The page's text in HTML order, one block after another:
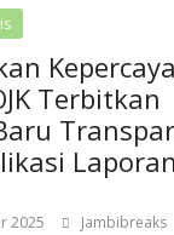
Terbitkan
Laporan
2025 Jambibreaks